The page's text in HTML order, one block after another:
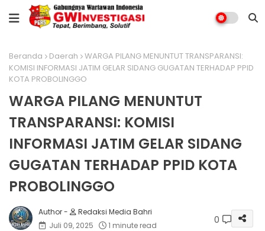
Beranda Daerah
WARGA PILANG MENUNTUT TRANSPARANSI:
KOMISI INFORMASI JATIM GELAR SIDANG GUGATAN TERHADAP PPID
KOTA PROBOLINGGO
WARGA PILANG MENUNTUT
TRANSPARANSI: KOMISI
INFORMASI JATIM GELAR SIDANG
GUGATAN TERHADAP PPID KOTA
PROBOLINGGO
Redaksi Media Bahri
Juli 09, 2025
1 minute read 0